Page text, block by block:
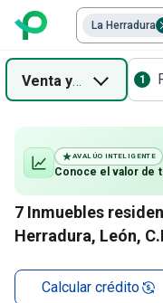
Venta yRenta 1
7 Inmuebles
Herradura, León,
Calcular crédito
AVALÚO INTELIGENTE
Conoce el valor de
Casas
La Herradura